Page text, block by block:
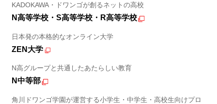
KADOKAWA・ドワンゴが創るネットの高校
N高等学校・S高等学校・R高等学校
日本発の本格的なオンライン大学
ZEN大学
N高グループと共通したあたらしい教育
N中等部
角川ドワンゴ学園が運営する小学生・中学生・高校生向けプロ